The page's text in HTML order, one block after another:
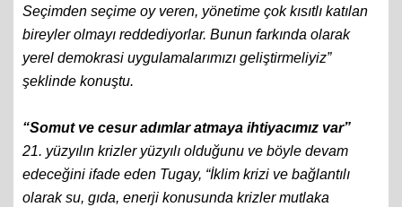
Seçimden seçime oy veren, yönetime çok kısıtlı katılan
bireyler olmayı reddediyorlar. Bunun farkında olarak
yerel demokrasi uygulamalarımızı geliştirmeliyiz”
şeklinde konuştu.
“Somut ve cesur adımlar atmaya ihtiyacımız var”
21. yüzyılın krizler yüzyılı olduğunu ve böyle devam
edeceğini ifade eden Tugay, “İklim krizi ve bağlantılı
olarak su, gıda, enerji konusunda krizler mutlaka